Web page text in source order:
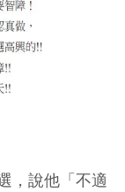
，說他「不適